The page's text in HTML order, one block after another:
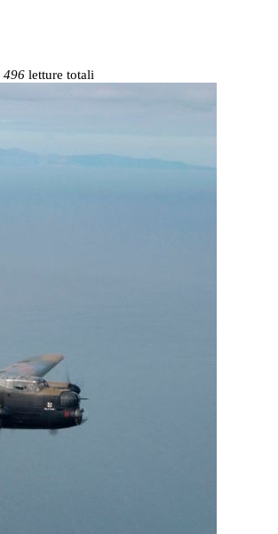
496 letture totali